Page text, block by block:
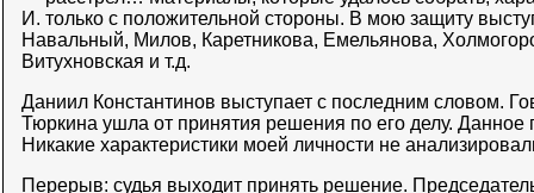
И. только с положительной стороны. В мою защиту
Навальный, Милов, Каретникова, Емельянова,
Витухновская и т.д.
Даниил Константинов выступает с последним словом.
Тюркина ушла от принятия решения по его делу.
Никакие характеристики моей личности не
Перерыв: судья выходит принять решение.